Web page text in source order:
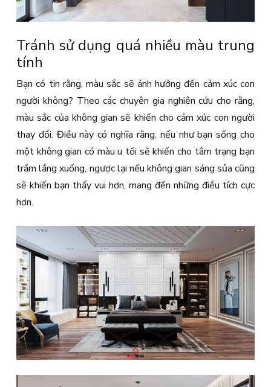
Tránh sử dụng quá nhiều màu trung
tính
Bạn có tin rằng, màu sắc sẽ ảnh hưởng đến cảm xúc con
người không? Theo các chuyên gia nghiên cứu cho rằng,
màu sắc của không gian sẽ khiến cho cảm xúc con người
thay đổi. Điều này có nghĩa rằng, nếu như bạn sống cho
một không gian có màu u tối sẽ khiến cho tâm trạng bạn
trầm lắng xuống, ngược lại nếu không gian sáng sủa cũng
sẽ khiến bạn thấy vui hơn, mang đến những điều tích cực
hơn.